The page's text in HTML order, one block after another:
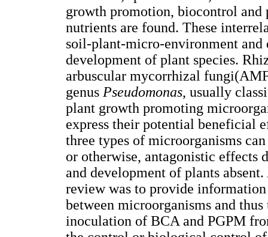
growth promotion, biocontrol and
nutrients are found. These
soil-plant-micro-environment
development of plant species.
arbuscular mycorrhizal
genus Pseudomonas, usually
plant growth promoting
express their potential beneficial
three types of microorganisms
or otherwise, antagonistic effects
and development of plants
review was to provide
between microorganisms and
inoculation of BCA and PGPM